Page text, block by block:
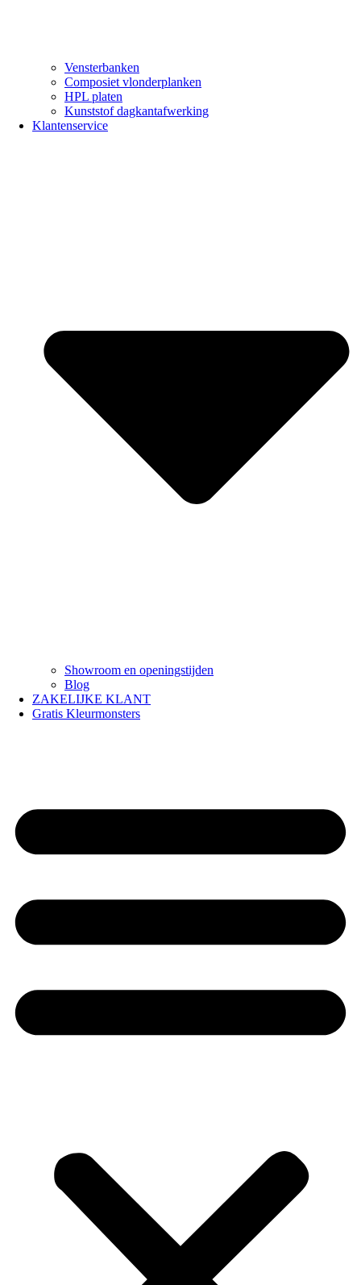
Vensterbanken
Composiet vlonderplanken
HPL platen
Kunststof dagkantafwerking
Klantenservice
Showroom en openingstijden
Blog
ZAKELIJKE KLANT
Gratis Kleurmonsters